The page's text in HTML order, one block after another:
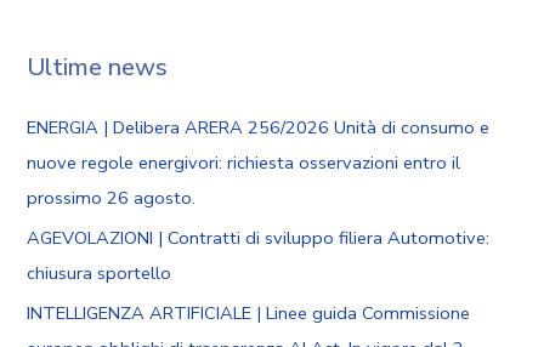
Ultime news
ENERGIA | Delibera ARERA 256/2026 Unità di consumo e
nuove regole energivori: richiesta osservazioni entro il
prossimo 26 agosto.
AGEVOLAZIONI | Contratti di sviluppo filiera Automotive:
chiusura sportello
INTELLIGENZA ARTIFICIALE | Linee guida Commissione